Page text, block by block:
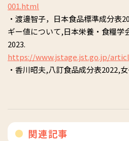
001.html
・渡邊智子，日本食品標準成分表
ギー値について,日本栄養・食糧学
2023.
https://www.jstage.jst.go.jp/
・香川昭夫,八訂食品成分表2022,
関連記事